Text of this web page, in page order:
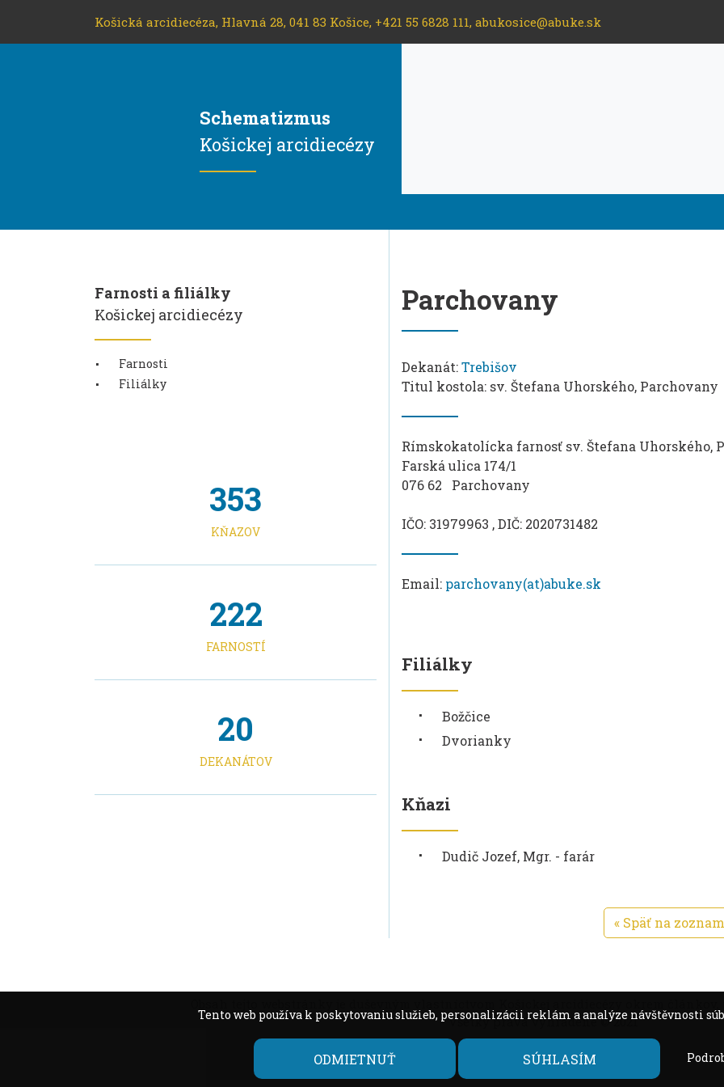
Tento web používa k poskytovaniu služieb, personalizácii reklám a analýze návštěvnosti
ODMIETNUŤ SÚHLASÍM
Košická arcidiecéza, Hlavná 28, 041 83 Košice, +421 55 6828 111, abukosice@abuke.sk
Schematizmus
Košickej arcidiecézy
Farnosti a filiálky
Košickej arcidiecézy
Farnosti
Filiálky
353
KŇAZOV
222
FARNOSTÍ
20
DEKANÁTOV
Parchovany
Dekanát:Trebišov
Titul kostola: sv. Štefana Uhorského, Parchovany
Rímskokatolícka farnosť sv. Štefana Uhorského,
Farská ulica 174/1
076 62 Parchovany
IČO: 31979963 , DIČ: 2020731482
Email: parchovany(at)abuke.sk
Filiálky
Božčice
Dvorianky
Kňazi
Dudič Jozef, Mgr. - farár
« Späť na
Všetky práva vyhradené © 2021